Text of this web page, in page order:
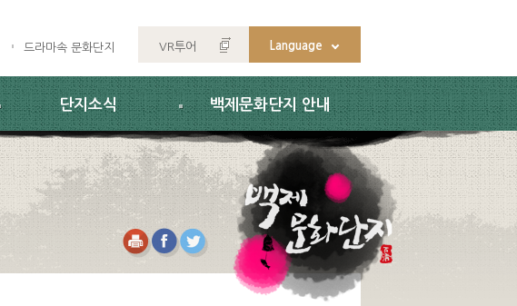
드라마속 문화단지 VR투어 Language
단지소식 백제문화단지 안내